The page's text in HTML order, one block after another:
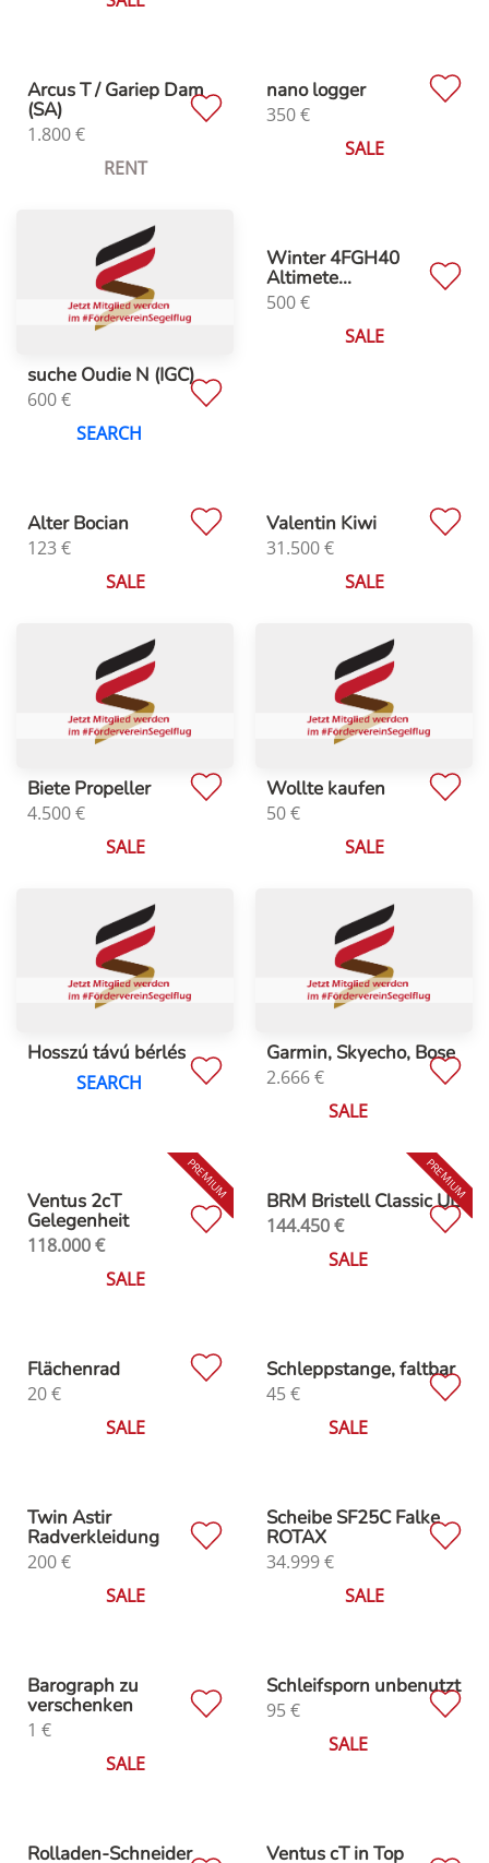
Arcus T / Gariep Dam
(SA)
1.800€
RENT
nano logger
350€
SALE
suche Oudie N (IGC)
600€
SEARCH
Winter 4FGH40
Altimete...
500€
SALE
Alter Bocian
123 €
SALE
Valentin Kiwi
31.500€
SALE
Biete Propeller
4.500€
SALE
Wollte kaufen
50€
SALE
Hosszú távú bérlés
SEARCH
Garmin, Skyecho, Bose
2.666€
SALE
Ventus 2cT
Gelegenheit
118.000€
SALE
BRM Bristell Classic UL
144.450€
SALE
Flächenrad
20€
SALE
Schleppstange, faltbar
45€
SALE
Twin Astir
Radverkleidung
200€
SALE
Scheibe SF25C Falke
ROTAX
34.999€
SALE
Barograph zu
verschenken
1 €
SALE
Schleifsporn unbenutzt
95€
SALE
Rolladen-Schneider Ventus cT in Top